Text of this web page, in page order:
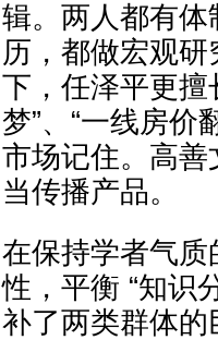
辑。两人都有
历，都做宏观
下，任泽平更擅
梦”、“一线房价
市场记住。高
当传播产品。
在保持学者气
性，平衡 “知识
补了两类群体的